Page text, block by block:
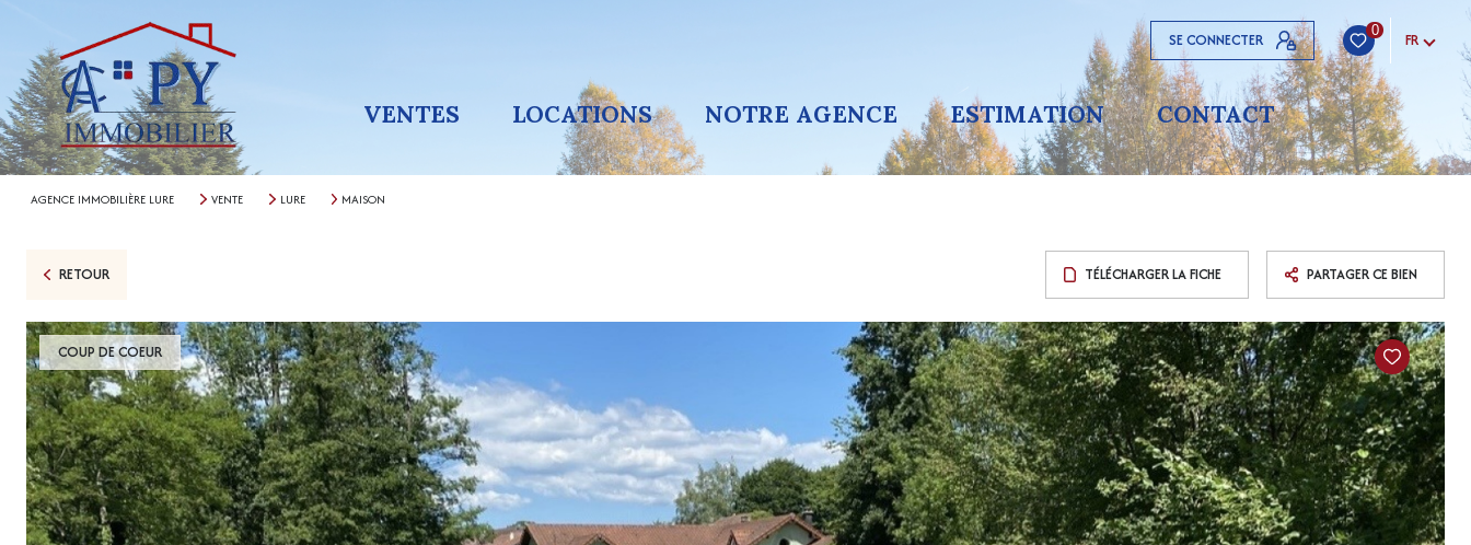
SE CONNECTER 0 FR
VENTES LOCATIONS NOTRE AGENCE ESTIMATION CONTACT
AGENCE IMMOBILIÈRE LURE VENTE LURE MAISON
RETOUR TÉLÉCHARGER LA FICHE PARTAGER CE BIEN
COUP DE COEUR